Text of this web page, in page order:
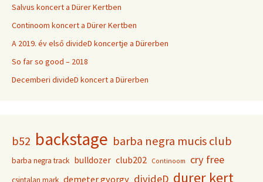
Salvus koncert a Dürer Kertben
Continoom koncert a Dürer Kertben
A 2019. év első divideD koncertje a Dürerben
So far so good – 2018
Decemberi divideD koncert a Dürerben
b52 backstage barba negra mucis club
barba negra track bulldozer club202 Continoom cry free
csintalan mark demeter gyorgy divideD durer kert